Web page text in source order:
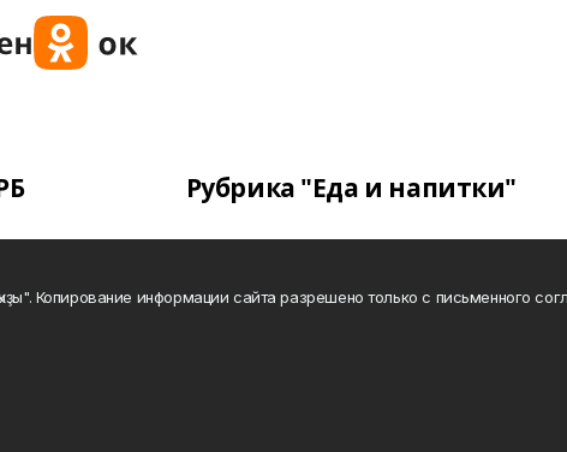
Рубрика "Еда и напитки"
Копирование информации сайта разрешено только с письменного